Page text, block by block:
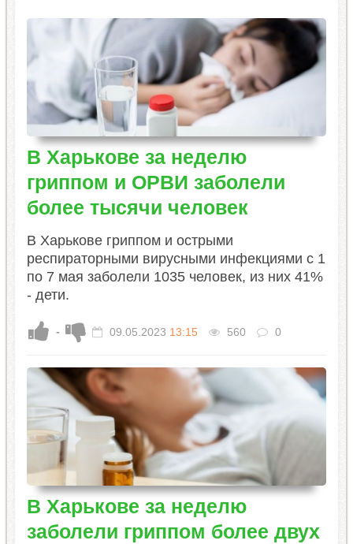
В Харькове за неделю
гриппом и ОРВИ заболели
более тысячи человек
В Харькове гриппом и острыми
респираторными вирусными инфекциями с 1
по 7 мая заболели 1035 человек, из них 41%
- дети.
- 09.05.2023 13:15 560 0
В Харькове за неделю
заболели гриппом более двух